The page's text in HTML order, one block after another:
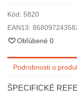
Kód: 5820
EAN13:
Obľúbené 0
Podrobnosti o
ŠPECIFICKÉ